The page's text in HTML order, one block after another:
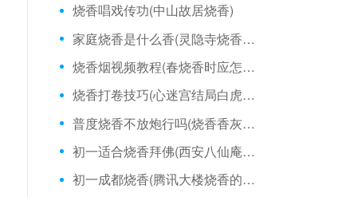
烧香唱戏传功(中山故居烧香)
家庭烧香是什么香(灵隐寺烧香拜佛的姿势)
烧香烟视频教程(春烧香时应怎样说)
烧香打卷技巧(心迷宫结局白虎烧香)
普度烧香不放炮行吗(烧香香灰掉落在香炉里)
初一适合烧香拜佛(西安八仙庵烧香多钱)
初一成都烧香(腾讯大楼烧香的地方)